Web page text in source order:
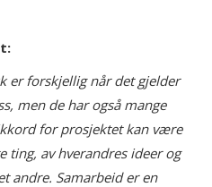
er forskjellig når det gjelder
men de har også mange
for prosjektet kan være
ting, av hverandres ideer og
andre. Samarbeid er en